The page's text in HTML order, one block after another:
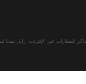
القطارات عبر الإنترنت. رايل